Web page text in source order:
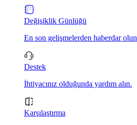
Değişiklik Günlüğü
En son gelişmelerden haberdar olun
Destek
İhtiyacınız olduğunda yardım alın.
Karşılaştırma